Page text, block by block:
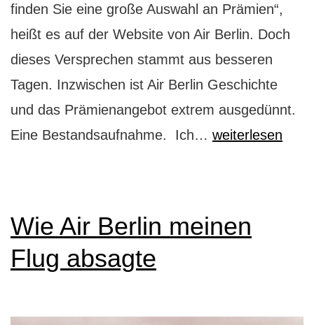
finden Sie eine große Auswahl an Prämien“,
heißt es auf der Website von Air Berlin. Doch
dieses Versprechen stammt aus besseren
Tagen. Inzwischen ist Air Berlin Geschichte
und das Prämienangebot extrem ausgedünnt.
Eine Bestandsaufnahme. Ich… Was
Air
weiterlesen
Wie Air Berlin meinen
Flug absagte